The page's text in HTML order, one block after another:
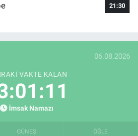
21:30
06.08.2026
VAKTE KALAN
İmsak Namazı
GÜNEŞ ÖĞLE